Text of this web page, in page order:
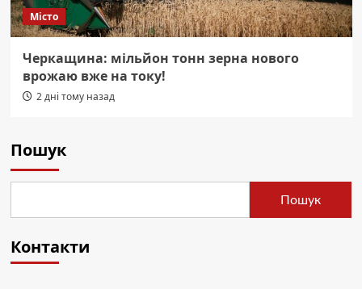
Місто
Черкащина: мільйон тонн зерна нового
врожаю вже на току!
2 дні тому назад
Пошук
Пошук
Контакти